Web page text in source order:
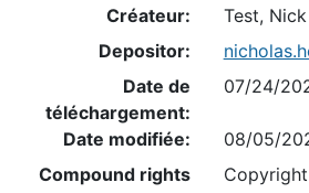
Créateur:
Test, Nick
Depositor:
Date de
téléchargement:
07/24/
Date modifiée:
08/05/
Compound rights